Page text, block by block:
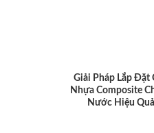
Giải Pháp Lắp Đặt
Nhựa Composite
Nước Hiệu Quả